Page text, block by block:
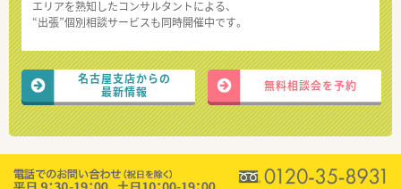
エリアを熟知したコンサルタントによる、
“出張”個別相談サービスも同時開催中です。
名古屋支店からの
最新情報
無料相談会を予約